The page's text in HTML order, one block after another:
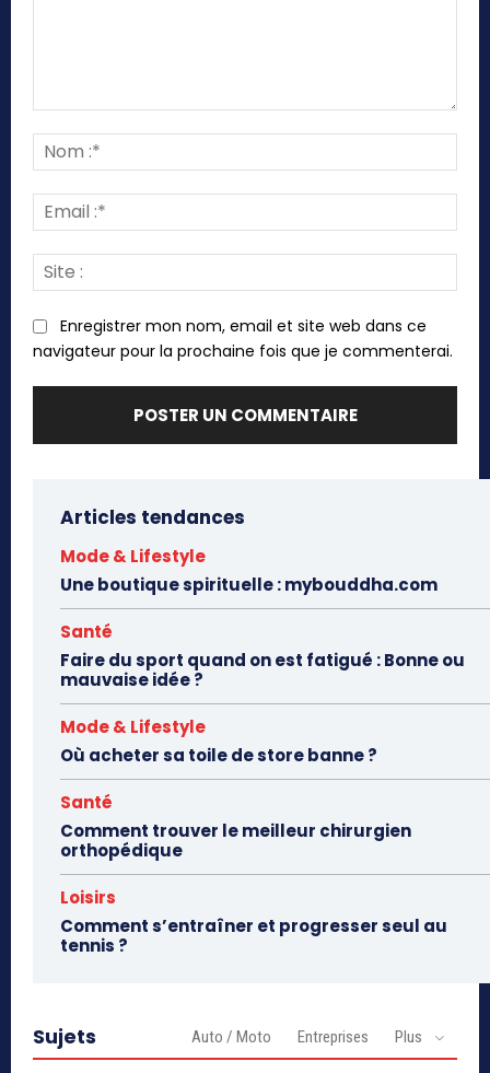
:*
:*
:
Enregistrer mon nom, email et site web dans ce
navigateur pour la prochaine fois que je commenterai.
Articles tendances
Mode & Lifestyle
Une boutique spirituelle : mybouddha.com
Santé
Faire du sport quand on est fatigué : Bonne ou
mauvaise idée ?
Mode & Lifestyle
Où acheter sa toile de store banne ?
Santé
Comment trouver le meilleur chirurgien
orthopédique
Loisirs
Comment s’entraîner et progresser seul au
tennis ?
Sujets Auto / Moto Entreprises Plus